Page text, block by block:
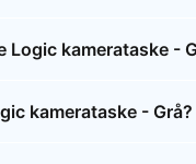
Logic kamerataske -
kamerataske - Grå?